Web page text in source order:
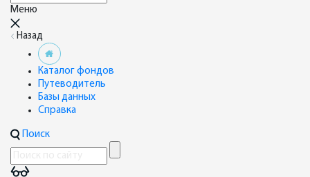
Меню
Назад
Каталог фондов
Путеводитель
Базы данных
Справка
Поиск